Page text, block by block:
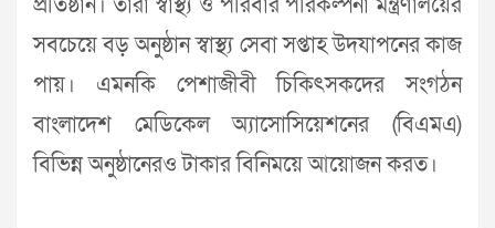
প্রতিষ্ঠান। তারা স্বাস্থ্য ও পরিবার পরিকল্পনা মন্ত্রণালয়ের
সবচেয়ে বড় অনুষ্ঠান স্বাস্থ্য সেবা সপ্তাহ উদযাপনের কাজ
পায়। এমনকি পেশাজীবী চিকিৎসকদের সংগঠন
বাংলাদেশ মেডিকেল অ্যাসোসিয়েশনের (বিএমএ)
বিভিন্ন অনুষ্ঠানেরও টাকার বিনিময়ে আয়োজন করত।